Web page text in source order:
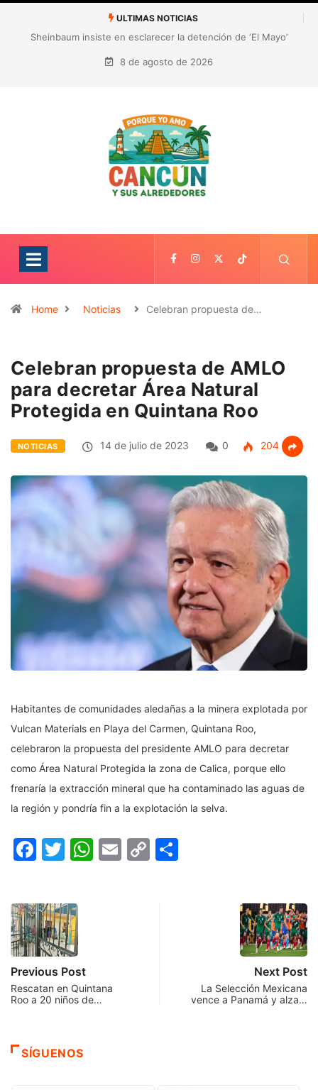
ULTIMAS NOTICIAS
¿Quién es Galita Ari y por qué acusa a RoRo de robar contenido?
La polémica que sacude las redes sociales
8 de agosto de 2026
Home Noticias Celebran propuesta de…
Celebran propuesta de AMLO
para decretar Área Natural
Protegida en Quintana Roo
NOTICIAS 14 de julio de 2023 0 204
Habitantes de comunidades aledañas a la minera explotada por
Vulcan Materials en Playa del Carmen, Quintana Roo,
celebraron la propuesta del presidente AMLO para decretar
como Área Natural Protegida la zona de Calica, porque ello
frenaría la extracción mineral que ha contaminado las aguas de
la región y pondría fin a la explotación la selva.
Facebook
Twitter
WhatsApp
Email
Copy
Previous Post
Rescatan en Quintana
Roo a 20 niños de…
Next Post
La Selección Mexicana
vence a Panamá y alza…
SÍGUENOS